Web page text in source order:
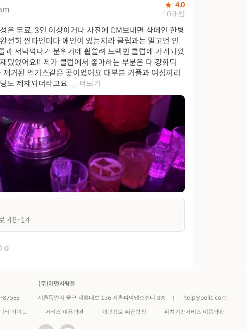
4.0
10개월
은 무료, 3인 이상이거나 사전에 DM보내면 샴페인 한병
전히 찐따인데다 애인이 있는지라 클럽과는 멀고먼 인
과 저녁먹다가 분위기에 휩쓸려 드랙퀸 클럽에 가게되었
밌었어요!! 제가 클럽에서 좋아하는 부분은 다 강화되
제거된 엑기스같은 곳이었어요 대부분 커플과 여성끼리
도 제재되더라고요. ... 더보기
48-14
0
(주)어떤사람들
87585 서울특별시 중구 세종대로 136 서울파이낸스센터 3층
help@polle.com
티 가이드 서비스 이용약관 개인정보 취급방침 위치기반서비스 이용약관